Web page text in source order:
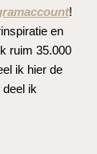
!
en
ruim 35.000
ik hier de
deel ik